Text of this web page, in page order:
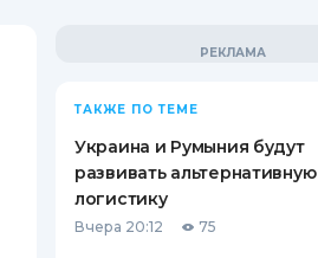
ТАКЖЕ ПО ТЕМЕ
Украина и Румыния будут
развивать альтернативную
логистику
Вчера 20:12 75